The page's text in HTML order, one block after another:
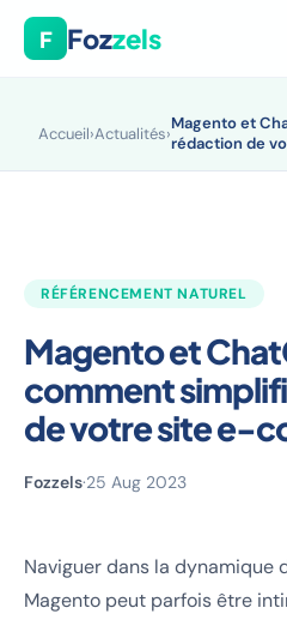
F Fozzels
Accueil›Actualités›Magento et
rédaction de
RÉFÉRENCEMENT NATUREL
Magento et
comment
de votre site e-
Fozzels·25 Aug 2023
Naviguer dans la dynamique
Magento peut parfois être